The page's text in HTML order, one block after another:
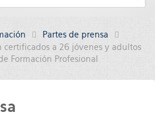
Partes de prensa
certificados a 26 jóvenes y adultos
Formación Profesional